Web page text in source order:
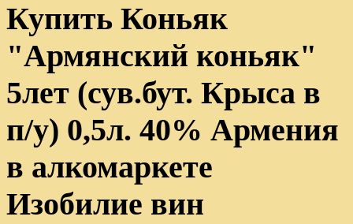
Купить Коньяк
"Армянский коньяк"
5лет (сув.бут. Крыса в
п/у) 0,5л. 40% Армения
в алкомаркете
Изобилие вин